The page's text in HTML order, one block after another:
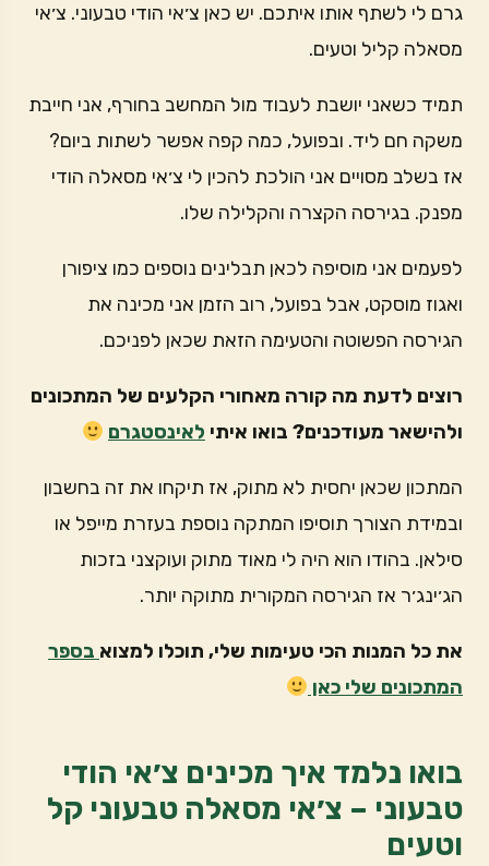
גרם לי לשתף אותו איתכם. יש כאן צ׳אי הודי טבעוני. צ׳אי
מסאלה קליל וטעים.
תמיד כשאני יושבת לעבוד מול המחשב בחורף, אני חייבת
משקה חם ליד. ובפועל, כמה קפה אפשר לשתות ביום?
אז בשלב מסויים אני הולכת להכין לי צ׳אי מסאלה הודי
מפנק. בגירסה הקצרה והקלילה שלו.
לפעמים אני מוסיפה לכאן תבלינים נוספים כמו ציפורן
ואגוז מוסקט, אבל בפועל, רוב הזמן אני מכינה את
הגירסה הפשוטה והטעימה הזאת שכאן לפניכם.
רוצים לדעת מה קורה מאחורי הקלעים של המתכונים
ולהישאר מעודכנים? בואו איתי לאינסטגרם
המתכון שכאן יחסית לא מתוק, אז תיקחו את זה בחשבון
ובמידת הצורך תוסיפו המתקה נוספת בעזרת מייפל או
סילאן. בהודו הוא היה לי מאוד מתוק ועוקצני בזכות
הג׳ינג׳ר אז הגירסה המקורית מתוקה יותר.
את כל המנות הכי טעימות שלי, תוכלו למצוא בספר
המתכונים שלי כאן
בואו נלמד איך מכינים צ׳אי הודי
טבעוני – צ׳אי מסאלה טבעוני קל
וטעים